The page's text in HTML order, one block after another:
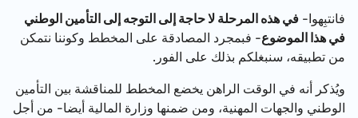
فانتبِهوا-في هذه المرحلة لا حاجة إلى التوجه إلى التأمين الوطني
في هذا الموضوع- فبمجرد المصادقة على المخطط وكوننا نتمكن
من تطبيقه، سنبغلكم بذلك على الفور.
ويُذكر أنه في الوقت الراهن يخضع المخطط للمناقشة بين التأمين
الوطني والجهات المهنية، ومن ضمنها وزارة المالية أيضا- من أجل